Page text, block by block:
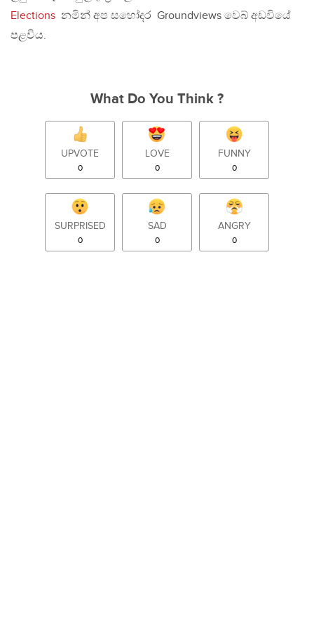
Elections නමින් අප සහෝදර Groundviews වෙබ් අඩවියේ
පළවිය.
What Do You Think ?
UPVOTE
0
LOVE
0
FUNNY
0
SURPRISED
0
SAD
0
ANGRY
0